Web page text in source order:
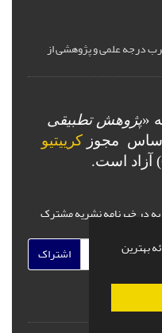
بهترین
درجه علمی و پژوهشی از
«پژوهش تطبیقی
مجوز کرییتیو
) آزاد است.
در خبرنامه نشریه مشترک
اشتراک